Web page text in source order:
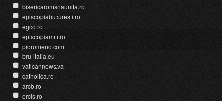
bisericaromanaunita.ro
episcopiabucuresti.ro
egco.ro
episcopiamm.ro
pioromeno.com
bru-italia.eu
vaticannews.va
catholica.ro
arcb.ro
ercis.ro